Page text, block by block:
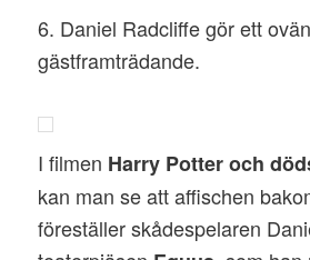
6. Daniel Radcliffe gör ett
gästframträdande.
I filmen Harry Potter och
kan man se att affischen
föreställer skådespelaren